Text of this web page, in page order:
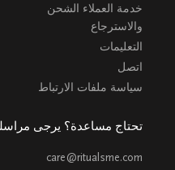
خدمة العملاء الشحن
والاسترجاع
التعليمات
اتصل
سياسة ملفات الارتباط
تحتاج مساعدة؟ يرجى
care@ritualsme.com